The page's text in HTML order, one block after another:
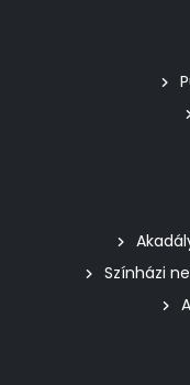
Színházi